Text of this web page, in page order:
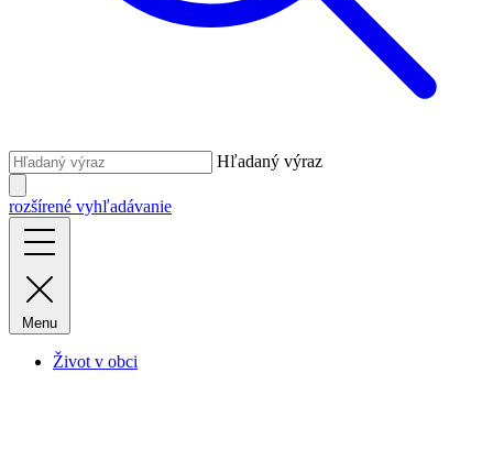
Hľadaný výraz
rozšírené vyhľadávanie
Menu
Život v obci